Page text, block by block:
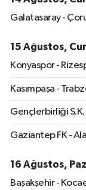
Galatasaray -
15 Ağustos,
Konyaspor -
Kasımpaşa -
Gençlerbirliği
Gaziantep FK -
16 Ağustos,
Başakşehir -